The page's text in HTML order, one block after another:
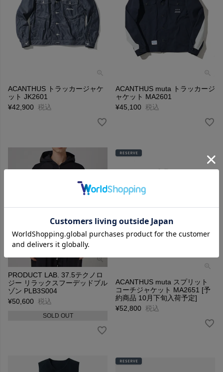
ACANTHUS トラッカージャケ
ット JK2601
¥42,900 税込
ACANTHUS muta トラッカージ
ャケット MA2601
¥45,100 税込
PRODUCT LAB. 37.5テクノロ
ジー リラックスフーデッドブル
ゾン PLB3S004
¥50,600 税込
SOLD OUT
ACANTHUS muta スプリット
コーチジャケット MA2651 [予
約商品 10月下旬入荷予定]
¥52,800 税込